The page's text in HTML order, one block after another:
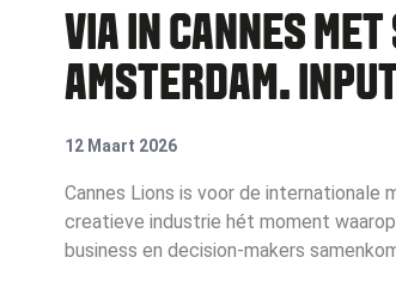
VIA IN CANNES MET
AMSTERDAM.
LEDEN GEVRAAGD
12 Maart 2026
Cannes Lions is voor de internationale
creatieve industrie hét moment
business en decision-makers